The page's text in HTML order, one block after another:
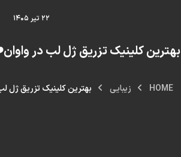
۲۲ تیر ۱۴۰۵
بهترین کلینیک تزریق ژل لب در واوان❤️【
HOME زیبایی بهترین کلینیک تزریق ژل لب